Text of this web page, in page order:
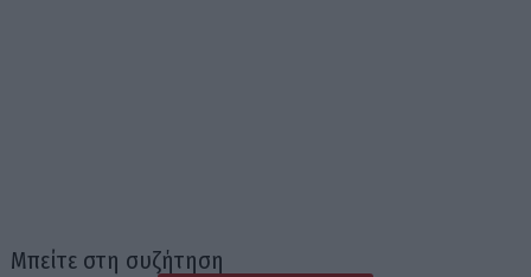
Μπείτε στη συζήτηση